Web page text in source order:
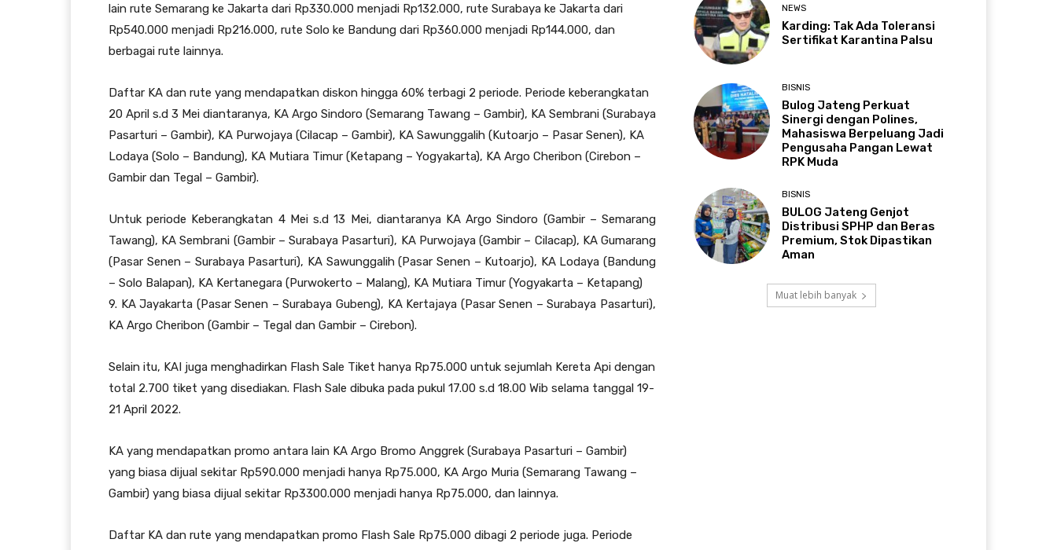
lain rute Semarang ke Jakarta dari Rp330.000 menjadi Rp132.000, rute Surabaya ke Jakarta dari
Rp540.000 menjadi Rp216.000, rute Solo ke Bandung dari Rp360.000 menjadi Rp144.000, dan
berbagai rute lainnya.
Daftar KA dan rute yang mendapatkan diskon hingga 60% terbagi 2 periode. Periode keberangkatan
20 April s.d 3 Mei diantaranya, KA Argo Sindoro (Semarang Tawang – Gambir), KA Sembrani (Surabaya
Pasarturi – Gambir), KA Purwojaya (Cilacap – Gambir), KA Sawunggalih (Kutoarjo – Pasar Senen), KA
Lodaya (Solo – Bandung), KA Mutiara Timur (Ketapang – Yogyakarta), KA Argo Cheribon (Cirebon –
Gambir dan Tegal – Gambir).
Untuk periode Keberangkatan 4 Mei s.d 13 Mei, diantaranya KA Argo Sindoro (Gambir – Semarang
Tawang), KA Sembrani (Gambir – Surabaya Pasarturi), KA Purwojaya (Gambir – Cilacap), KA Gumarang
(Pasar Senen – Surabaya Pasarturi), KA Sawunggalih (Pasar Senen – Kutoarjo), KA Lodaya (Bandung
– Solo Balapan), KA Kertanegara (Purwokerto – Malang), KA Mutiara Timur (Yogyakarta – Ketapang)
9. KA Jayakarta (Pasar Senen – Surabaya Gubeng), KA Kertajaya (Pasar Senen – Surabaya Pasarturi),
KA Argo Cheribon (Gambir – Tegal dan Gambir – Cirebon).
Selain itu, KAI juga menghadirkan Flash Sale Tiket hanya Rp75.000 untuk sejumlah Kereta Api dengan
total 2.700 tiket yang disediakan. Flash Sale dibuka pada pukul 17.00 s.d 18.00 Wib selama tanggal 19-
21 April 2022.
KA yang mendapatkan promo antara lain KA Argo Bromo Anggrek (Surabaya Pasarturi – Gambir)
yang biasa dijual sekitar Rp590.000 menjadi hanya Rp75.000, KA Argo Muria (Semarang Tawang –
Gambir) yang biasa dijual sekitar Rp3300.000 menjadi hanya Rp75.000, dan lainnya.
Daftar KA dan rute yang mendapatkan promo Flash Sale Rp75.000 dibagi 2 periode juga. Periode
NEWS
Karding: Tak Ada Toleransi
Sertifikat Karantina Palsu
BISNIS
Bulog Jateng Perkuat
Sinergi dengan Polines,
Mahasiswa Berpeluang Jadi
Pengusaha Pangan Lewat
RPK Muda
BISNIS
BULOG Jateng Genjot
Distribusi SPHP dan Beras
Premium, Stok Dipastikan
Aman
Muat lebih banyak